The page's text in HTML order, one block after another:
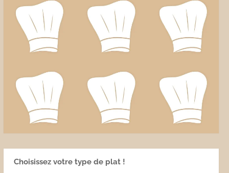
Choisissez votre type de plat !